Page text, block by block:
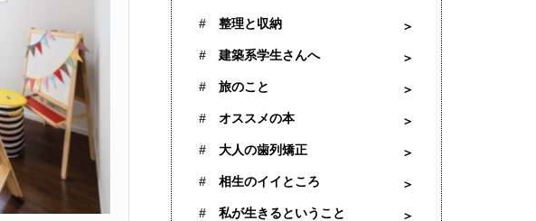
整理と収納
建築系学生さんへ
旅のこと
オススメの本
大人の歯列矯正
相生のイイところ
私が生きるということ